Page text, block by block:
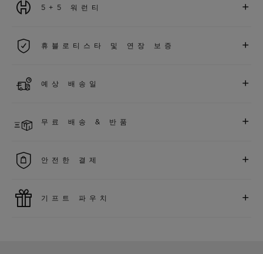
5+5 워런티 +
용됩니다.휴블로티스타 및 연장 보증 +
에 대해5 년 추가 워런티 혜택
또한 다양
더 알아보기
예상 배송일 +
다. *재고 상황에 따라 달라질 수 있습니다*.
무료 배송 & 반품 +
을 누려보세요
안전한 결제 +
모든 제품은 빠르고 안전하게 결제가 가능하며, 개인정보를 안
기프트 파우치 +